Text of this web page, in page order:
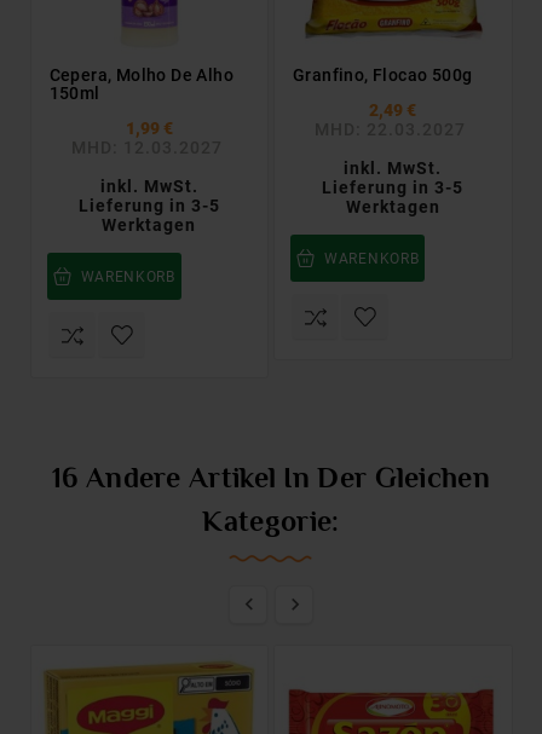
Cepera, Molho De Alho
150ml
1,99 €
inkl. MwSt.
Lieferung in 3-5
Werktagen
WARENKORB
Granfino, Flocao 500g
2,49 €
inkl. MwSt.
Lieferung in 3-5
Werktagen
WARENKORB
16 Andere Artikel In Der Gleichen
Kategorie:
 